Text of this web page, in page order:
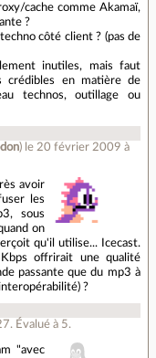
cache comme Akamaï,
?
côté client ? (pas de
inutiles, mais faut
crédibles en matière de
technos, outillage ou
) le 20 février 2009 à
avoir
les
sous
on
qu'il utilise... Icecast.
offrirait une qualité
passante que du mp3 à
?
. Évalué à 5.
"avec